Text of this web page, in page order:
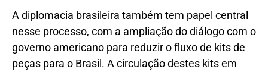
A diplomacia brasileira também tem papel central
nesse processo, com a ampliação do diálogo com o
governo americano para reduzir o fluxo de kits de
peças para o Brasil. A circulação destes kits em